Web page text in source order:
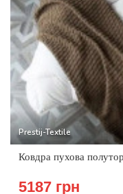
Prestij-Textile
Ковдра пухова
5187 грн